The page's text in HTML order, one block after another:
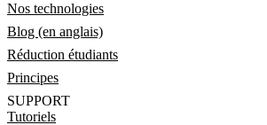
Nos technologies
Blog (en anglais)
Réduction étudiants
Principes
SUPPORT
Tutoriels